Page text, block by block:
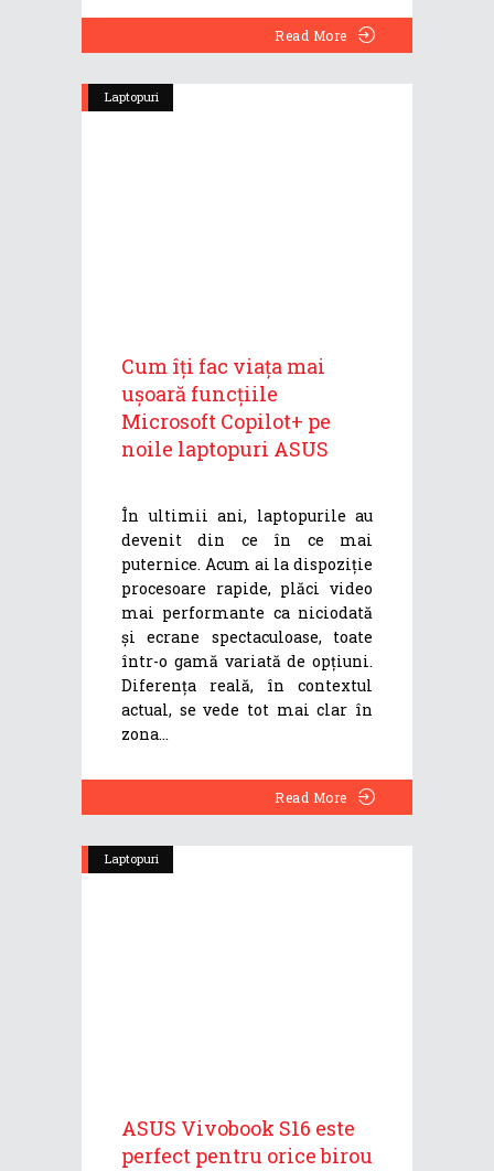
Read More
Laptopuri
Cum îți fac viața mai
ușoară funcțiile
Microsoft Copilot+ pe
noile laptopuri ASUS
În ultimii ani, laptopurile au
devenit din ce în ce mai
puternice. Acum ai la dispoziție
procesoare rapide, plăci video
mai performante ca niciodată
și ecrane spectaculoase, toate
într-o gamă variată de opțiuni.
Diferența reală, în contextul
actual, se vede tot mai clar în
zona
Read More
Laptopuri
ASUS Vivobook S16 este
perfect pentru orice birou